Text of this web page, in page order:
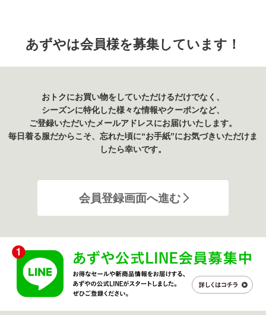
あずやは会員様を募集しています！
おトクにお買い物をしていただけるだけでなく、
シーズンに特化した様々な情報やクーポンなど、
ご登録いただいたメールアドレスにお届けいたします。
毎日着る服だからこそ、忘れた頃に“お手紙”にお気づきいただけま
したら幸いです。
会員登録画面へ進む